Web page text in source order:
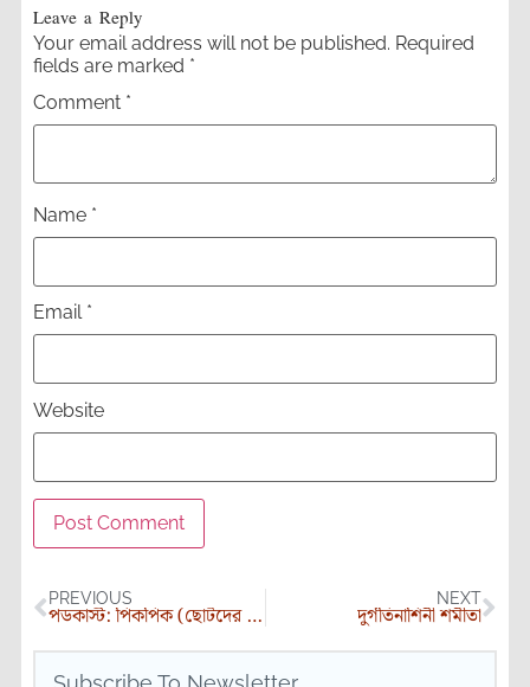
Leave a Reply
Your email address will not be published. Required
fields are marked *
Comment *
Name *
Email *
Website
PREVIOUS
পডকাস্ট: পিকপিক (ছোটদের গল্প) | সৌরভ হাওলাদার
NEXT
দুর্গতিনাশিনী শমীতা